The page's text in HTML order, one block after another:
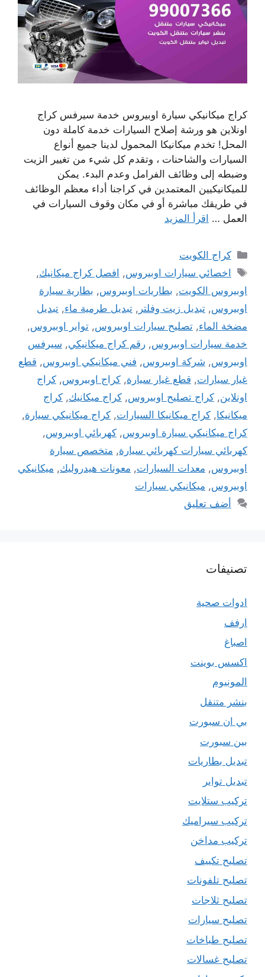
كراج ميكانيكي سيارة اوبيروس خدمة سيرفس كراج
اونلاين هو ورشة إصلاح السيارات خدمة كاملة دون
المحل! تخدم ميكانيكا المحمول لدينا جميع أنواع
السيارات والشاحنات ، وتقدم كل شيء من تغيير الزيت
وضبطه إلى وظائف الفرامل وعدم البدء. يمكن
للميكانيكيين المعتمدين في كراجنا أداء معظم الوظائف
في طريقك مباشرة أو في مكان وقوف السيارات في
العمل … اقرأ المزيد
التصنيفات
كراج الكويت
الوسوم
اخصائي سيارات اوبيروس, افصل كراج ميكانيك,
اوبيروس الكويت, بطاريات اوبيروس, بطارية سيارة
اوبيروس, تبديل زيت وفلتر , تبديل طرمية ماء, تبديل
مضخة الماء, تصليح سيارات اوبيروس, تواير اوبيروس,
خدمة سيارات اوبيروس, رقم كراج ميكانيكي, سيرفس
اوبيروس, شركة اوبيروس, فني ميكانيكي اوبيروس, قطع
غيار سيارات, قطع غيار سيارة, كراج اوبيروس, كراج
اونلاين, كراج تصليح اوبيروس, كراج ميكانيك, كراج
ميكانيكا, كراج ميكانيكا السيارات, كراج ميكانيكي سيارة,
كراج ميكانيكي سيارة اوبيروس, كهربائي اوبيروس,
كهربائي سيارات كهربائي سيارة, متخصص سيارة
اوبيروس, معدات السيارات, معونات هيدروليك, ميكانيكي
اوبيروس, ميكانيكي سيارات
أضف تعليق
تصنيفات
ادوات صحية
ارفف
اصباغ
اكسس بوينت
المونيوم
بنشر متنقل
بي ان سبورت
بين سبورت
تبديل بطاريات
تبديل تواير
تركيب ستلايت
تركيب سيراميك
تركيب مداخن
تصليح تكييف
تصليح تلفونات
تصليح ثلاجات
تصليح سيارات
تصليح طباخات
تصليح غسالات